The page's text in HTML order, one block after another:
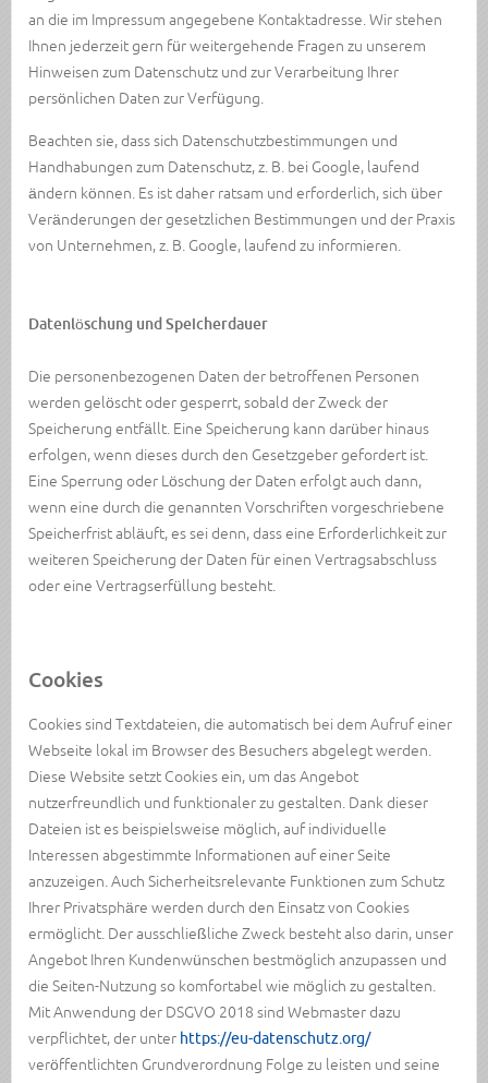
an die im Impressum angegebene Kontaktadresse. Wir stehen
Ihnen jederzeit gern für weitergehende Fragen zu unserem
Hinweisen zum Datenschutz und zur Verarbeitung Ihrer
persönlichen Daten zur Verfügung.
Beachten sie, dass sich Datenschutzbestimmungen und
Handhabungen zum Datenschutz, z. B. bei Google, laufend
ändern können. Es ist daher ratsam und erforderlich, sich über
Veränderungen der gesetzlichen Bestimmungen und der Praxis
von Unternehmen, z. B. Google, laufend zu informieren.
Datenlöschung und Speicherdauer
Die personenbezogenen Daten der betroffenen Personen
werden gelöscht oder gesperrt, sobald der Zweck der
Speicherung entfällt. Eine Speicherung kann darüber hinaus
erfolgen, wenn dieses durch den Gesetzgeber gefordert ist.
Eine Sperrung oder Löschung der Daten erfolgt auch dann,
wenn eine durch die genannten Vorschriften vorgeschriebene
Speicherfrist abläuft, es sei denn, dass eine Erforderlichkeit zur
weiteren Speicherung der Daten für einen Vertragsabschluss
oder eine Vertragserfüllung besteht.
Cookies
Cookies sind Textdateien, die automatisch bei dem Aufruf einer
Webseite lokal im Browser des Besuchers abgelegt werden.
Diese Website setzt Cookies ein, um das Angebot
nutzerfreundlich und funktionaler zu gestalten. Dank dieser
Dateien ist es beispielsweise möglich, auf individuelle
Interessen abgestimmte Informationen auf einer Seite
anzuzeigen. Auch Sicherheitsrelevante Funktionen zum Schutz
Ihrer Privatsphäre werden durch den Einsatz von Cookies
ermöglicht. Der ausschließliche Zweck besteht also darin, unser
Angebot Ihren Kundenwünschen bestmöglich anzupassen und
die Seiten-Nutzung so komfortabel wie möglich zu gestalten.
Mit Anwendung der DSGVO 2018 sind Webmaster dazu
verpflichtet, der unter https://eu-datenschutz.org/
veröffentlichten Grundverordnung Folge zu leisten und seine